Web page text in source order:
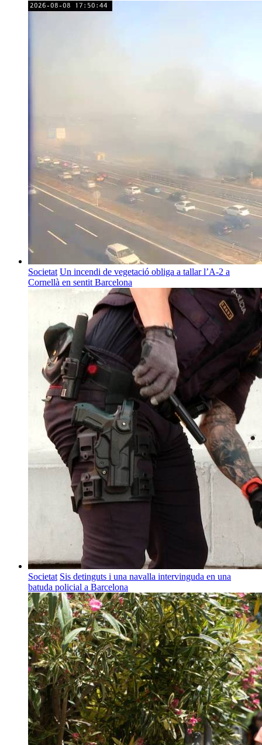
Societat Un incendi de vegetació obliga a tallar l’A-2 a
Cornellà en sentit Barcelona
Societat Sis detinguts i una navalla intervinguda en una
batuda policial a Barcelona